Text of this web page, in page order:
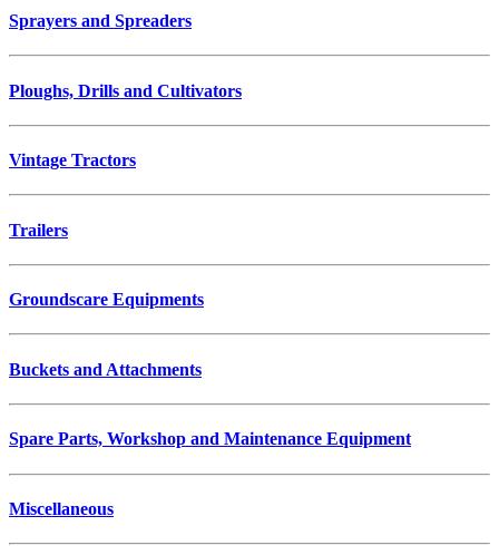
Sprayers and Spreaders
Ploughs, Drills and Cultivators
Vintage Tractors
Trailers
Groundscare Equipments
Buckets and Attachments
Spare Parts, Workshop and Maintenance Equipment
Miscellaneous